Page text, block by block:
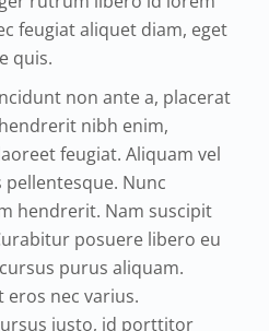
feugiat aliquet diam, eget
quis.
non ante a, placerat
nibh enim,
feugiat. Aliquam vel
Nunc
hendrerit. Nam suscipit
posuere libero eu
purus aliquam.
nec varius.
justo, id porttitor